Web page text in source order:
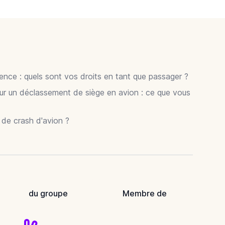
: quels sont vos droits en tant que passager ?
un déclassement de siège en avion : ce que vous
crash d'avion ?
du groupe Membre de